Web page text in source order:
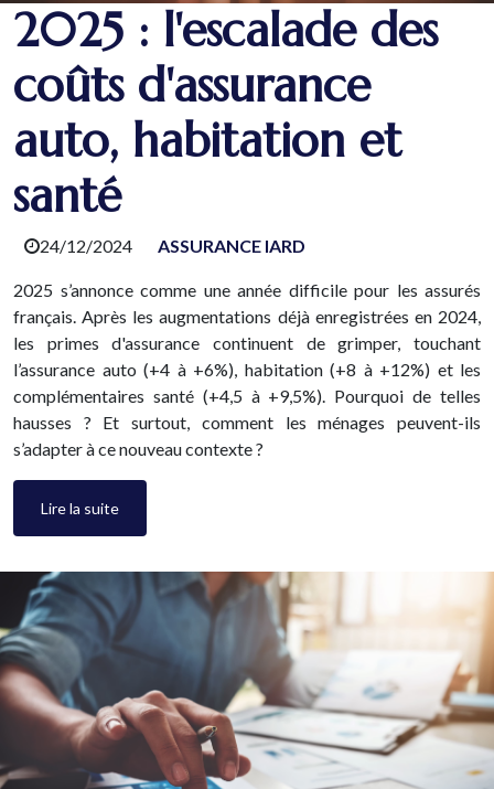
2025 : l'escalade des
coûts d'assurance
auto, habitation et
santé
24/12/2024 ASSURANCE IARD
2025 s’annonce comme une année difficile pour les assurés
français. Après les augmentations déjà enregistrées en 2024,
les primes d'assurance continuent de grimper, touchant
l’assurance auto (+4 à +6%), habitation (+8 à +12%) et les
complémentaires santé (+4,5 à +9,5%). Pourquoi de telles
hausses ? Et surtout, comment les ménages peuvent-ils
s’adapter à ce nouveau contexte ?
Lire la suite